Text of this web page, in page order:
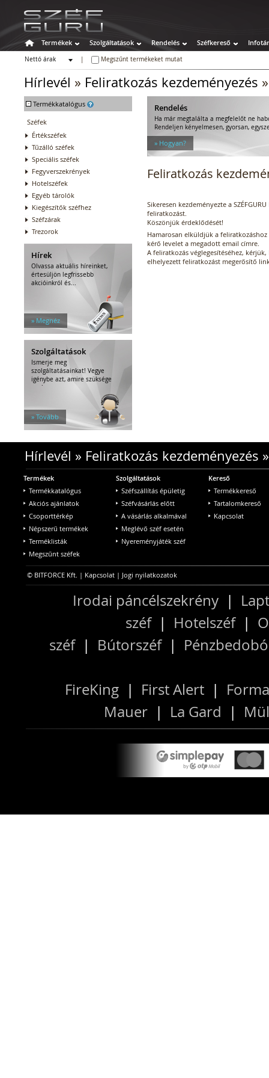
Termékek Szolgáltatások Rendelés Széfkereső Infotár
Nettó árak
Megszűnt termékeket mutat
Hírlevél » Feliratkozás kezdeményezés
- Termékkatalógus
Széfek
Értékszéfek
Tűzálló széfek
Speciális széfek
Fegyverszekrények
Hotelszéfek
Egyéb tárolók
Kiegészítők széfhez
Széfzárak
Trezorok
Hírek
Olvassa aktuális híreinket,
értesüljön legfrissebb
akcióinkról és...
» Megnéz
Szolgáltatások
Ismerje meg
szolgáltatásainkat! Vegye
igénybe azt, amire szüksége
van!
» Tovább
Rendelés
Ha már megtalálta a megfelelőt ne
Rendeljen kényelmesen, gyorsan,
» Hogyan?
Feliratkozás
Sikeresen kezdeményezte a
feliratkozást.
Köszönjük érdeklődését!
Hamarosan elküldjük a
kérő levelet a megadott email címre.
A feliratkozás véglegesítéséhez,
elhelyezett feliratkozást megerősítő
Hírlevél » Feliratkozás kezdeményezés
Termékek
Termékkatalógus
Akciós ajánlatok
Csoporttérkép
Népszerű termékek
Terméklisták
Megszűnt széfek
Szolgáltatások
Széfszállítás épületig
Széfvásárlás előtt
A vásárlás alkalmával
Meglévő széf esetén
Nyereményjáték széf
Kereső
Termékkereső
Tartalomkereső
Kapcsolat
© BITFORCE Kft. | Kapcsolat | Jogi nyilatkozatok
Irodai páncélszekrény |
széf| Hotelszéf|
széf| Bútorszéf|
FireKing | First Alert |
Mauer | La Gard |